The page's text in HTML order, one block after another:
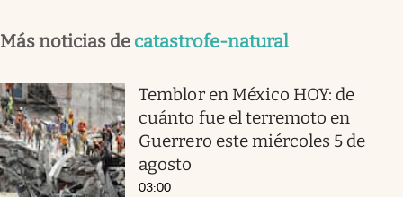
Más noticias de catastrofe-natural
Temblor en México HOY: de
cuánto fue el terremoto en
Guerrero este miércoles 5 de
agosto
03:00